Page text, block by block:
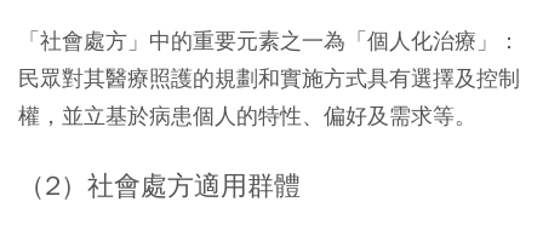
「社會處方」中的重要元素之一為「個人化治療」：
民眾對其醫療照護的規劃和實施方式具有選擇及控制
權，並立基於病患個人的特性、偏好及需求等。
（2）社會處方適用群體